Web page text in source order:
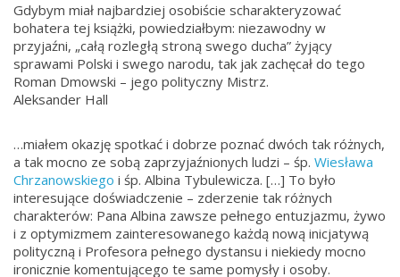
Gdybym miał najbardziej osobiście scharakteryzować
bohatera tej książki, powiedziałbym: niezawodny w
przyjaźni, „całą rozległą stroną swego ducha” żyjący
sprawami Polski i swego narodu, tak jak zachęcał do tego
Roman Dmowski – jego polityczny Mistrz.
Aleksander Hall
…miałem okazję spotkać i dobrze poznać dwóch tak różnych,
a tak mocno ze sobą zaprzyjaźnionych ludzi – śp. Wiesława
Chrzanowskiego i śp. Albina Tybulewicza. […] To było
interesujące doświadczenie – zderzenie tak różnych
charakterów: Pana Albina zawsze pełnego entuzjazmu, żywo
i z optymizmem zainteresowanego każdą nową inicjatywą
polityczną i Profesora pełnego dystansu i niekiedy mocno
ironicznie komentującego te same pomysły i osoby.